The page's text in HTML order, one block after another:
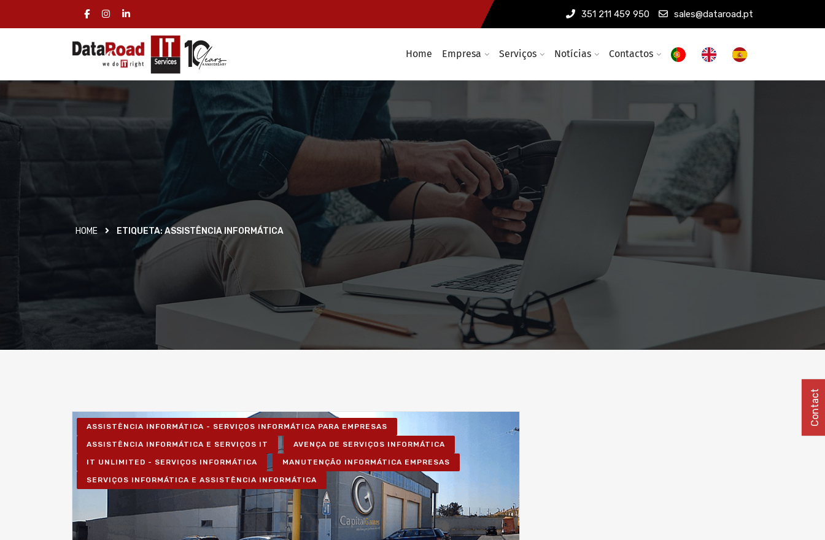
351 211 459 950 sales@dataroad.pt
Home Empresa Serviços Notícias Contactos
HOME ETIQUETA: ASSISTÊNCIA INFORMÁTICA
ASSISTÊNCIA INFORMÁTICA - SERVIÇOS INFORMÁTICA PARA EMPRESAS
ASSISTÊNCIA INFORMÁTICA E SERVIÇOS IT AVENÇA DE SERVIÇOS INFORMÁTICA
IT UNLIMITED - SERVIÇOS INFORMÁTICA MANUTENÇÃO INFORMÁTICA EMPRESAS
SERVIÇOS INFORMÁTICA E ASSISTÊNCIA INFORMÁTICA
Contact